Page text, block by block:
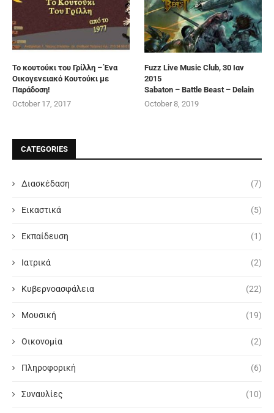
Το κουτούκι του Γρίλλη – Ένα
Οικογενειακό Κουτούκι με
Παράδοση!
October 17, 2017
Fuzz Live Music Club, 30 Ιαν
2015
Sabaton – Battle Beast – Delain
October 8, 2019
CATEGORIES
Διασκέδαση (7)
Εικαστικά (5)
Εκπαίδευση (1)
Ιατρικά (2)
Κυβερνοασφάλεια (22)
Μουσική (19)
Οικονομία (2)
Πληροφορική (6)
Συναυλίες (10)